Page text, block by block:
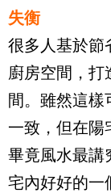
失衡
很多人基於節
廚房空間，打
間。雖然這樣
一致，但在陽
畢竟風水最講
宅內好好的一